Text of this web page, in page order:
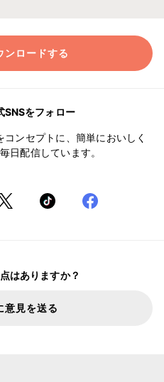
ンロードする
SNSをフォロー
コンセプトに、簡単においしく
日配信しています。
はありますか？
意見を送る